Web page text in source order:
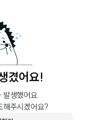
겼어요!
발생했어요.
해주시겠어요?